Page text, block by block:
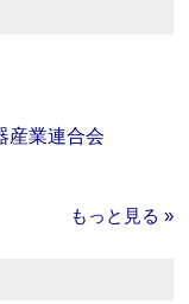
産業連合会
もっと見る »